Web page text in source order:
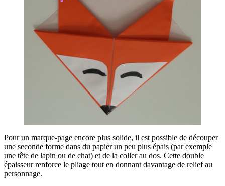
Pour un marque-page encore plus solide, il est possible de découper
une seconde forme dans du papier un peu plus épais (par exemple
une tête de lapin ou de chat) et de la coller au dos. Cette double
épaisseur renforce le pliage tout en donnant davantage de relief au
personnage.